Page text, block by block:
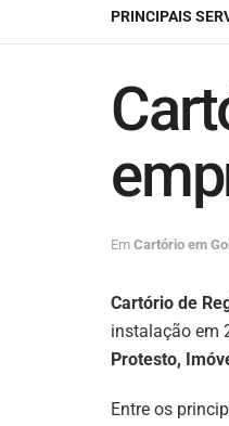
PRINCIPAIS
Em Cartório em
Cartório de
instalação em
Protesto,
Entre os